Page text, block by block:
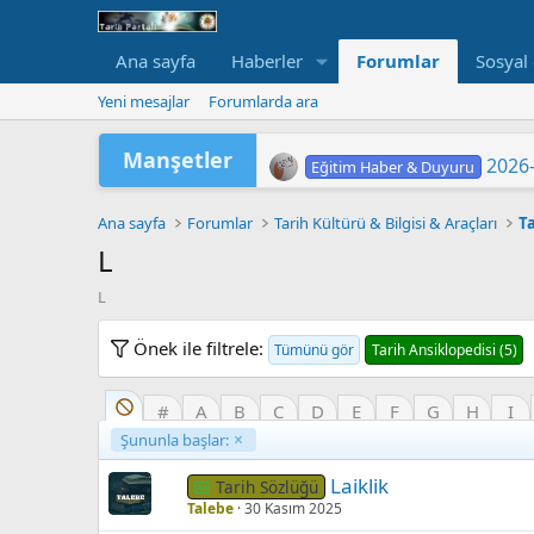
Ana sayfa Haberler Forumlar
Yeni mesajlar Forumlarda ara
Manşetler
Eğitim Haber & Duyuru
Eğitim Haber & Duyuru
Eğitim Haber & Duyuru
Eğitim Haber & Duyuru
TÜRKİYE YÜZYILI
Eğitim Haber & Duyuru
2026 Yükseköğretim
Eğitim Haber & Duyuru
Eğitim Haber & Duyuru
2026 HAZİRAN DÖNEMİ
Ana sayfa Forumlar Tarih Kültürü & Bilgisi & Araçları
L
L
Önek ile filtrele: Tümünü gör Tarih Ansiklopedisi (5)
# A B C D E F G H I
Şununla başlar:
Tarih Sözlüğü Laiklik
Talebe 30 Kasım 2025